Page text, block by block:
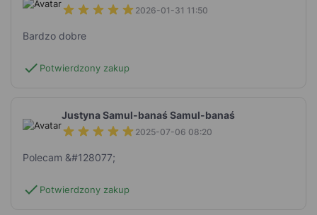
2026-01-31 11:50
Bardzo dobre
check Potwierdzony zakup
Justyna Samul-banaś Samul-banaś
2025-07-06 08:20
Polecam &#128077;
check Potwierdzony zakup